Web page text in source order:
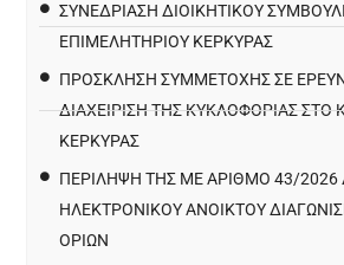
ΣΥΝΕΔΡΙΑΣΗ ΔΙΟΙΚΗΤΙΚΟΥ
ΕΠΙΜΕΛΗΤΗΡΙΟΥ ΚΕΡΚΥΡΑΣ
ΠΡΌΣΚΛΗΣΗ ΣΥΜΜΕΤΟΧΉΣ ΣΕ
ΔΙΑΧΕΊΡΙΣΗ ΤΗΣ ΚΥΚΛΟΦΟΡΊΑΣ ΣΤΟ
ΚΈΡΚΥΡΑΣ
ΠΕΡΙΛΗΨΗ ΤΗΣ ΜΕ ΑΡΙΘΜΟ 43/2026
ΗΛΕΚΤΡΟΝΙΚΟΥ ΑΝΟΙΚΤΟΥ
ΟΡΙΩΝ